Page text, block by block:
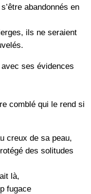
abandonnés en
ils ne seraient
ses évidences
comblé qui le rend si
creux de sa peau,
des solitudes
là,
fugace